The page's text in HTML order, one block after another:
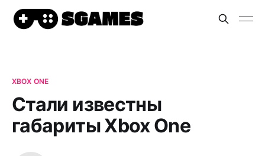
XBOX ONE
Стали известны
габариты Xbox One